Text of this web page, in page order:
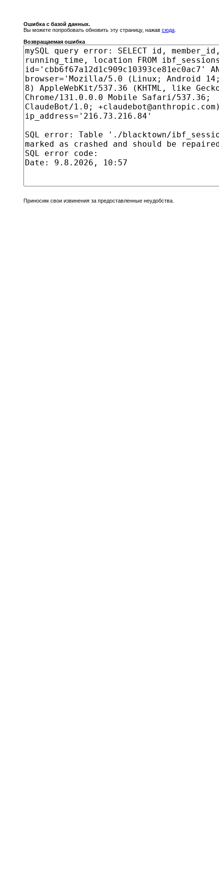
Ошибка с базой данных.
Вы можете попробовать обновить эту страницу, нажав сюда
Возвращаемая ошибка
Приносим свои извинения за предоставленные неудобства.